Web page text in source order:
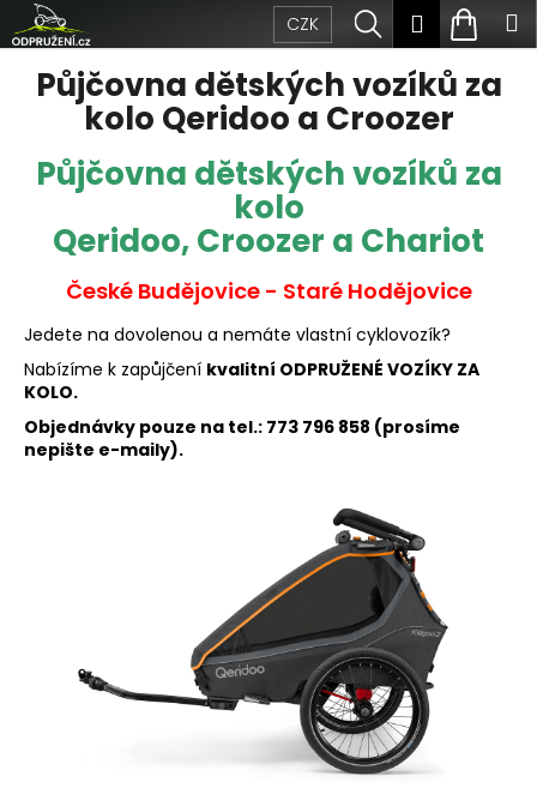
Přejít
na
obsah
CZK Hledat
Půjčovna dětských vozíků za
kolo Qeridoo a Croozer
Půjčovna dětských vozíků za
kolo
Qeridoo, Croozer a Chariot
České Budějovice - Staré Hodějovice
Jedete na dovolenou a nemáte vlastní cyklovozík?
Nabízíme k zapůjčení kvalitní ODPRUŽENÉ VOZÍKY ZA
KOLO.
Objednávky pouze na tel.: 773 796 858 (prosíme
nepište e-maily).
o
o
ř
e
b